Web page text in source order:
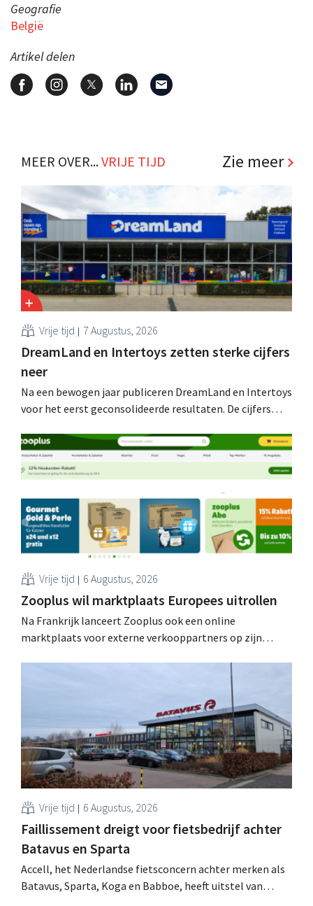
Geografie
België
Artikel delen
MEER OVER...VRIJE TIJD Zie meer
Vrije tijd 7 Augustus, 2026
DreamLand en Intertoys zetten sterke cijfers
neer
Na een bewogen jaar publiceren DreamLand en Intertoys
voor het eerst geconsolideerde resultaten. De cijfers
spreekt van een “historisch sterk resultaat”.
Vrije tijd 6 Augustus, 2026
Zooplus wil marktplaats Europees uitrollen
Na Frankrijk lanceert Zooplus ook een online
marktplaats voor externe verkooppartners op zijn
voor huisdierbenodigdheden dat model stapsgewijs
Vrije tijd 6 Augustus, 2026
Faillissement dreigt voor fietsbedrijf achter
Batavus en Sparta
Accell, het Nederlandse fietsconcern achter merken als
Batavus, Sparta, Koga en Babboe, heeft uitstel van